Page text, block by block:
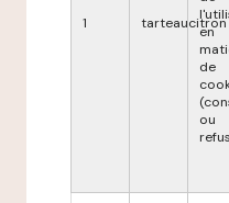
1 tarteaucitron
en
de
ou